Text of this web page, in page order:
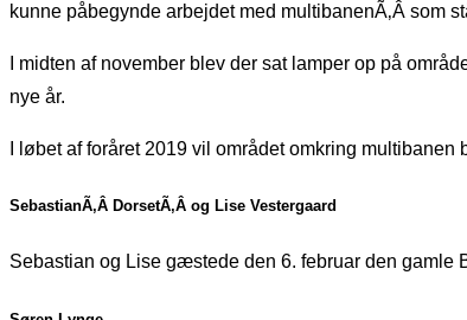
kunne påbegynde arbejdet med multibanenÃ‚Â som
I midten af november blev der sat lamper op på
nye år.
I løbet af foråret 2019 vil området omkring
SebastianÃ‚Â DorsetÃ‚Â og Lise Vestergaard
Sebastian og Lise gæstede den 6. februar den gamle